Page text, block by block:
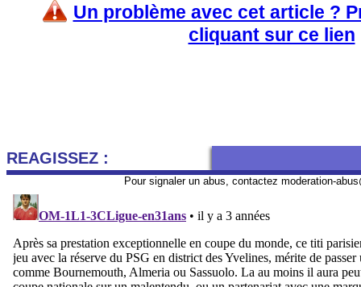
Un problème avec cet article ?
cliquant sur ce lien
REAGISSEZ :
Pour signaler un abus, contactez moderation-